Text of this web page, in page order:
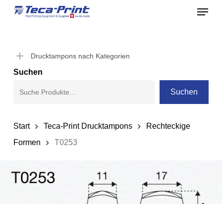
Skip
content
Menu
Drucktampons nach Kategorien
Suchen
Suchen
Start Teca-Print Drucktampons
Rechteckige
Formen
T0253